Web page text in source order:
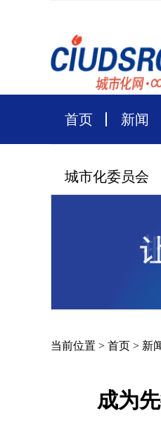
首页 新闻
城市化委员会
当前位置 > 首页 > 新
成为